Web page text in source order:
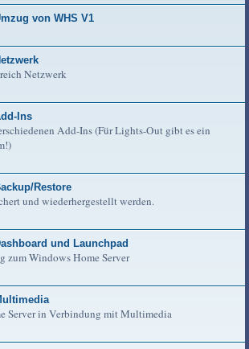
von WHS V1
Netzwerk
Ins
Add-Ins (Für Lights-Out gibt es ein
Restore
und wiederhergestellt werden.
und Launchpad
zum Windows Home Server
Server in Verbindung mit Multimedia